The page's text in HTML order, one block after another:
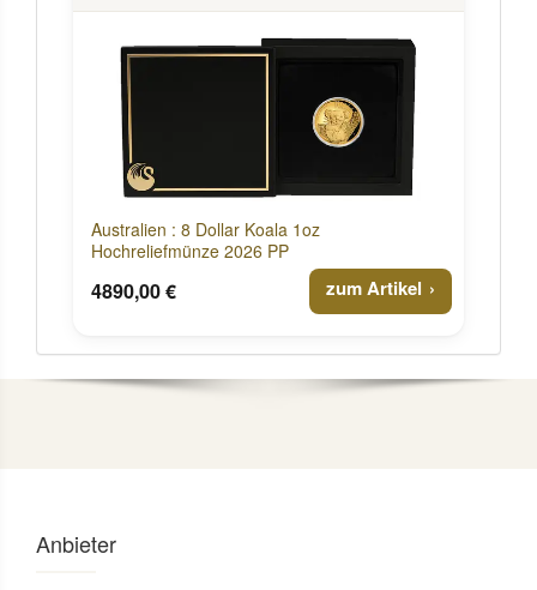
Australien : 8 Dollar Koala 1oz
Hochreliefmünze 2026 PP
4890,00 € zum Artikel
Anbieter